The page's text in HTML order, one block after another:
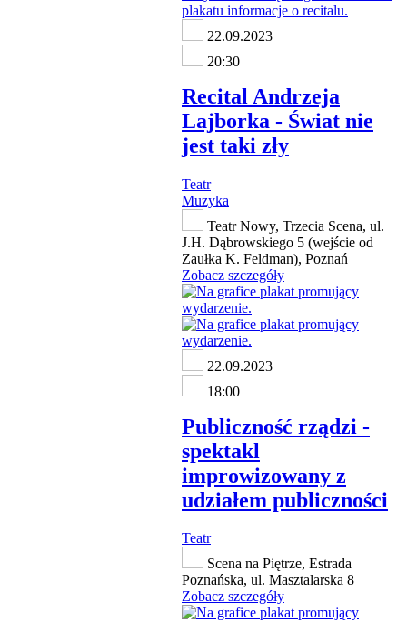
22.09.2023
20:30
Recital Andrzeja
Lajborka - Świat nie
jest taki zły
Teatr
Muzyka
Teatr Nowy, Trzecia Scena, ul.
J.H. Dąbrowskiego 5 (wejście od
Zaułka K. Feldman), Poznań
Zobacz szczegóły
22.09.2023
18:00
Publiczność rządzi -
spektakl
improwizowany z
udziałem publiczności
Teatr
Scena na Piętrze, Estrada
Poznańska, ul. Masztalarska 8
Zobacz szczegóły